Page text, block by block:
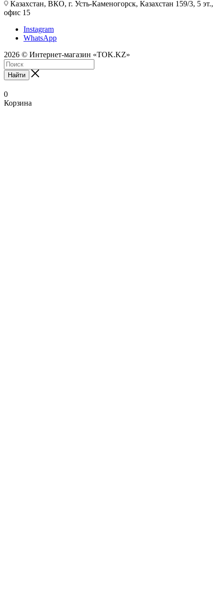
Казахстан, ВКО, г. Усть-Каменогорск, Казахстан 159/3, 5 эт.,
офис 15
Instagram
WhatsApp
2026 © Интернет-магазин «TOK.KZ»
Найти
0
Корзина